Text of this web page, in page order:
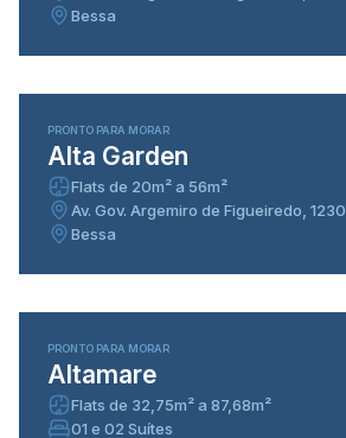
Bessa
100% vendido
PRONTO PARA MORAR
Alta Garden
Flats de 20m² a 56m²
Av. Gov. Argemiro de Figueiredo, 1230
Bessa
100% vendido
PRONTO PARA MORAR
Altamare
Flats de 32,75m² a 87,68m²
01 e 02 Suítes